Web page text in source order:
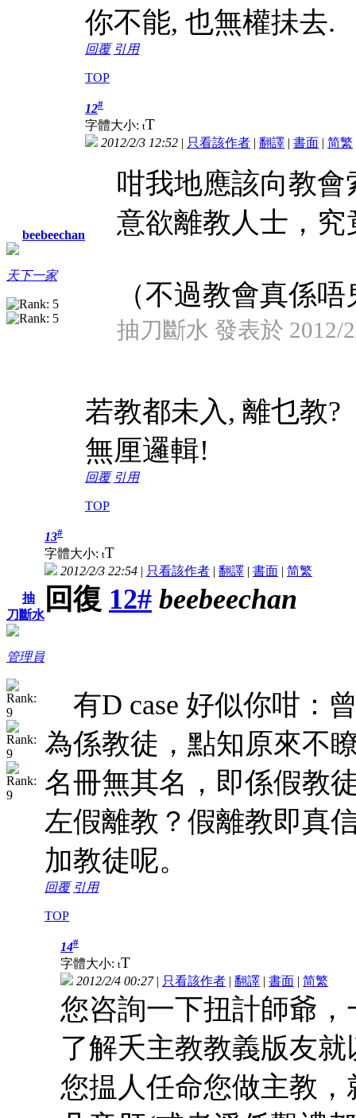
你不能, 也無權抺去.
回覆 引用
TOP
beebeechan
天下一家
12#
字體大小: tT
2012/2/3 12:52 | 只看該作者 | 翻譯 | 書面 | 简繁
咁我地應該向教
意欲離教人士，
（不過教會真係
抽刀斷水 發表於 2012/
若教都未入, 離乜教?
無厘邏輯!
回覆 引用
TOP
抽
刀斷水
管理員
13#
字體大小: tT
2012/2/3 22:54 | 只看該作者 | 翻譯 | 書面 | 简繁
回復 12# beebeechan
有D case 好似你咁：
為係教徒，點知原來不
名冊無其名，即係假教
左假離教？假離教即真
加教徒呢。
回覆 引用
TOP
14#
字體大小: tT
2012/2/4 00:27| 只看該作者 | 翻譯 | 書面 | 简繁
您咨詢一下扭計師爺
了解夭主教教義版友
您揾人任命您做主教